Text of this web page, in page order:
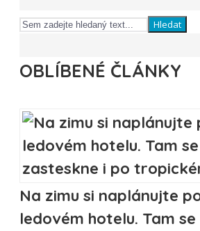
Hledat
OBLÍBENÉ ČLÁNKY
Na zimu si naplánujte
ledovém hotelu. Tam